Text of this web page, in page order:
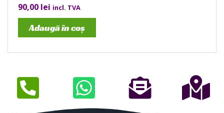
90,00 lei incl. TVA
Adaugă în coș